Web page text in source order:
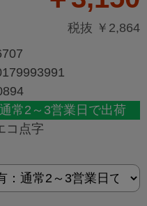
税抜 ￥2,864
常2～3営業日で出荷
コ点字